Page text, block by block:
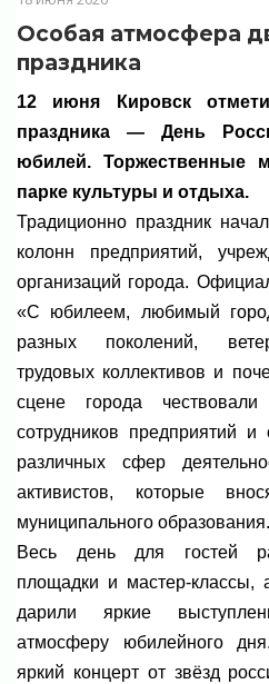
Особая атмосфера
праздника
12 июня Кировск
праздника — День
юбилей. Торжественные
парке культуры и отдыха.
Традиционно праздник
колонн предприятий,
организаций города.
«С юбилеем, любимый
разных поколений,
трудовых коллективов и
сцене города
сотрудников предприятий и
различных сфер
активистов, которые
муниципального образования.
Весь день для гостей
площадки и мастер-классы,
дарили яркие
атмосферу юбилейного
яркий концерт от звёзд